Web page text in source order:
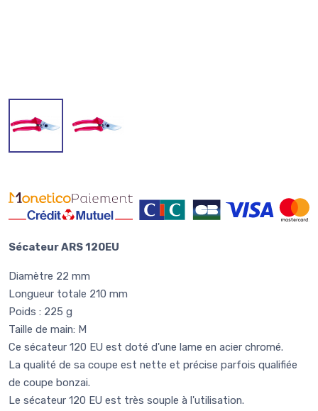
Sécateur ARS 120EU
Diamètre 22 mm
Longueur totale 210 mm
Poids : 225 g
Taille de main: M
Ce sécateur 120 EU est doté d'une lame en acier chromé.
La qualité de sa coupe est nette et précise parfois qualifiée
de coupe bonzai.
Le sécateur 120 EU est très souple à l'utilisation.